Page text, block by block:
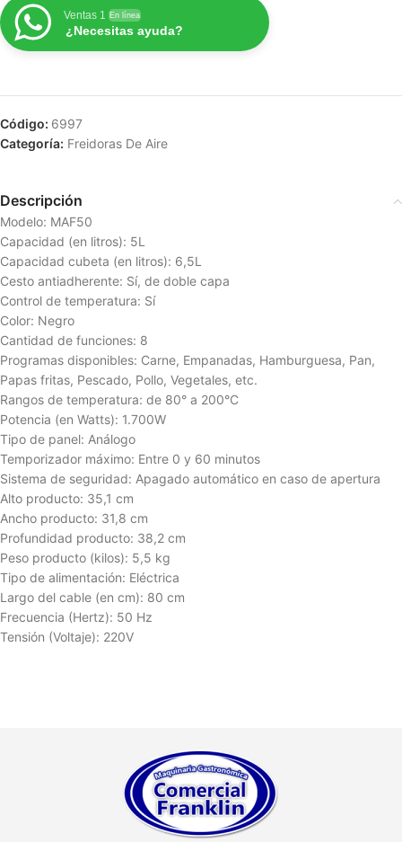
Ventas 1 En línea
¿Necesitas ayuda?
Código: 6997
Categoría: Freidoras De Aire
Descripción
Modelo: MAF50
Capacidad (en litros): 5L
Capacidad cubeta (en litros): 6,5L
Cesto antiadherente: Sí, de doble capa
Control de temperatura: Sí
Color: Negro
Cantidad de funciones: 8
Programas disponibles: Carne, Empanadas, Hamburguesa, Pan,
Papas fritas, Pescado, Pollo, Vegetales, etc.
Rangos de temperatura: de 80° a 200°C
Potencia (en Watts): 1.700W
Tipo de panel: Análogo
Temporizador máximo: Entre 0 y 60 minutos
Sistema de seguridad: Apagado automático en caso de apertura
Alto producto: 35,1 cm
Ancho producto: 31,8 cm
Profundidad producto: 38,2 cm
Peso producto (kilos): 5,5 kg
Tipo de alimentación: Eléctrica
Largo del cable (en cm): 80 cm
Frecuencia (Hertz): 50 Hz
Tensión (Voltaje): 220V